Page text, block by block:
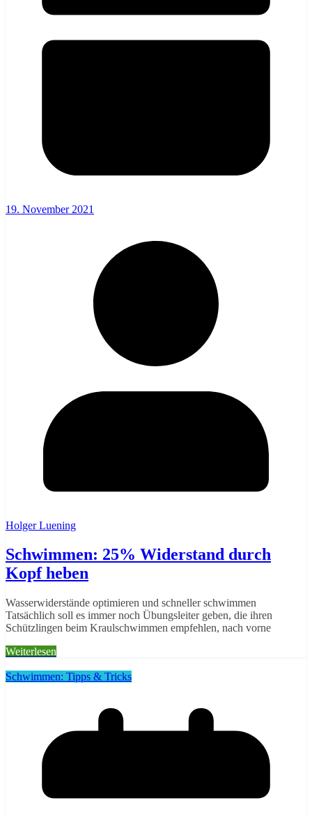
19. November 2021
Holger Luening
Schwimmen: 25% Widerstand durch
Kopf heben
Wasserwiderstände optimieren und schneller schwimmen
Tatsächlich soll es immer noch Übungsleiter geben, die ihren
Schützlingen beim Kraulschwimmen empfehlen, nach vorne
Weiterlesen
Schwimmen: Tipps & Tricks